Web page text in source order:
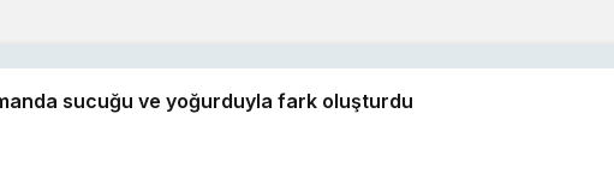
sucuğu ve yoğurduyla fark oluşturdu